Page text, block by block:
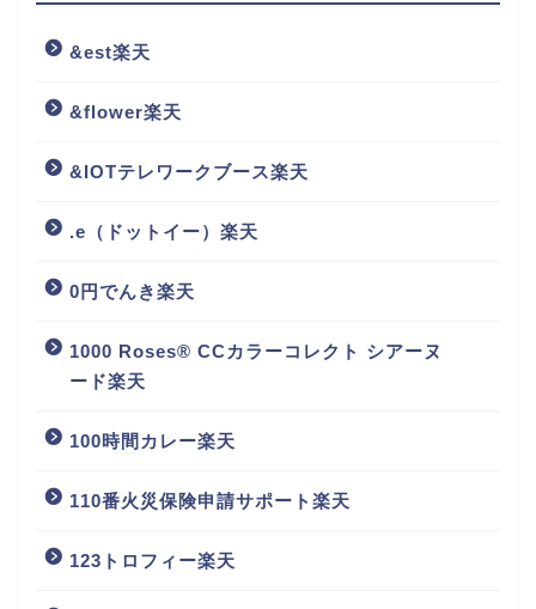
&est楽天
&flower楽天
&IOTテレワークブース楽天
.e（ドットイー）楽天
0円でんき楽天
1000 Roses® CCカラーコレクト シアーヌ
ード楽天
100時間カレー楽天
110番火災保険申請サポート楽天
123トロフィー楽天